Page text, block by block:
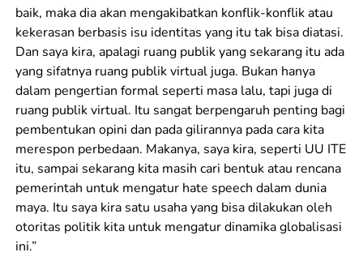
baik, maka dia akan mengakibatkan konflik-konflik atau
kekerasan berbasis isu identitas yang itu tak bisa diatasi.
Dan saya kira, apalagi ruang publik yang sekarang itu ada
yang sifatnya ruang publik virtual juga. Bukan hanya
dalam pengertian formal seperti masa lalu, tapi juga di
ruang publik virtual. Itu sangat berpengaruh penting bagi
pembentukan opini dan pada gilirannya pada cara kita
merespon perbedaan. Makanya, saya kira, seperti UU ITE
itu, sampai sekarang kita masih cari bentuk atau rencana
pemerintah untuk mengatur hate speech dalam dunia
maya. Itu saya kira satu usaha yang bisa dilakukan oleh
otoritas politik kita untuk mengatur dinamika globalisasi
ini.”